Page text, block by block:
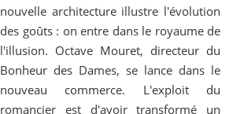
nouvelle architecture illustre l'évolution
des goûts : on entre dans le royaume de
l'illusion. Octave Mouret, directeur du
Bonheur des Dames, se lance dans le
nouveau commerce. L'exploit du
romancier est d'avoir transformé un